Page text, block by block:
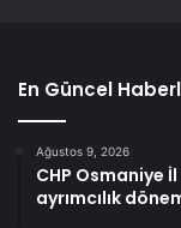
En Güncel
Ağustos 9, 2026
CHP Osmaniye İl
ayrımcılık